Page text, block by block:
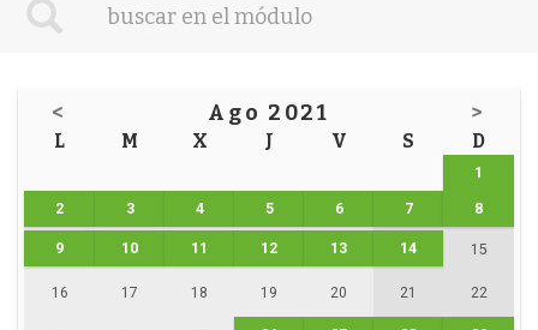
< Ago 2021 >
L M X J V S D
1
2 3 4 5 6 7 8
9 10 11 12 13 14 15
16 17 18 19 20 21 22